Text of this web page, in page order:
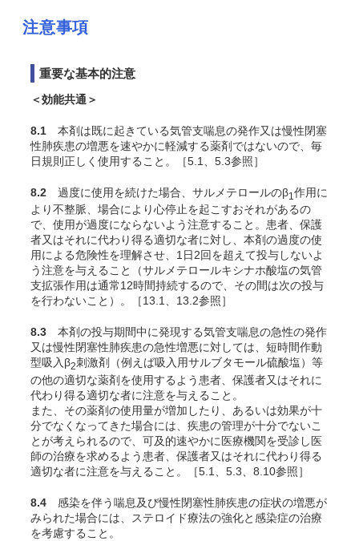
注意事項
重要な基本的注意
＜効能共通＞
8.1 本剤は既に起きている気管支喘息の発作又は慢性閉塞
性肺疾患の増悪を速やかに軽減する薬剤ではないので、毎
日規則正しく使用すること。［5.1、5.3参照］
8.2 過度に使用を続けた場合、サルメテロールのβ1 作用に
より不整脈、場合により心停止を起こすおそれがあるの
で、使用が過度にならないよう注意すること。患者、保護
者又はそれに代わり得る適切な者に対し、本剤の過度の使
用による危険性を理解させ、1日2回を超えて投与しないよ
う注意を与えること（サルメテロールキシナホ酸塩の気管
支拡張作用は通常12時間持続するので、その間は次の投与
を行わないこと）。［13.1、13.2参照］
8.3 本剤の投与期間中に発現する気管支喘息の急性の発作
又は慢性閉塞性肺疾患の急性増悪に対しては、短時間作動
型吸入β2刺激剤（例えば吸入用サルブタモール硫酸塩）等
の他の適切な薬剤を使用するよう患者、保護者又はそれに
代わり得る適切な者に注意を与えること。
また、その薬剤の使用量が増加したり、あるいは効果が十
分でなくなってきた場合には、疾患の管理が十分でないこ
とが考えられるので、可及的速やかに医療機関を受診し医
師の治療を求めるよう患者、保護者又はそれに代わり得る
適切な者に注意を与えること。［5.1、5.3、8.10参照］
8.4 感染を伴う喘息及び慢性閉塞性肺疾患の症状の増悪が
みられた場合には、ステロイド療法の強化と感染症の治療
を考慮すること。